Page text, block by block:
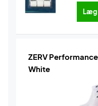
Læg
ZERV
White